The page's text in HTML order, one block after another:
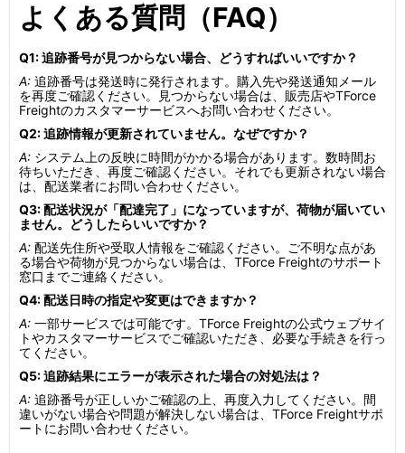
よくある質問（FAQ）
Q1: 追跡番号が見つからない場合、どうすればいいですか？
A: 追跡番号は発送時に発行されます。購入先や発送通知メール
を再度ご確認ください。見つからない場合は、販売店やTForce
Freightのカスタマーサービスへお問い合わせください。
Q2: 追跡情報が更新されていません。なぜですか？
A: システム上の反映に時間がかかる場合があります。数時間お
待ちいただき、再度ご確認ください。それでも更新されない場合
は、配送業者にお問い合わせください。
Q3: 配送状況が「配達完了」になっていますが、荷物が届いてい
ません。どうしたらいいですか？
A: 配送先住所や受取人情報をご確認ください。ご不明な点があ
る場合や荷物が見つからない場合は、TForce Freightのサポート
窓口までご連絡ください。
Q4: 配送日時の指定や変更はできますか？
A: 一部サービスでは可能です。TForce Freightの公式ウェブサイ
トやカスタマーサービスでご確認いただき、必要な手続きを行っ
てください。
Q5: 追跡結果にエラーが表示された場合の対処法は？
A: 追跡番号が正しいかご確認の上、再度入力してください。間
違いがない場合や問題が解決しない場合は、TForce Freightサポ
ートにお問い合わせください。